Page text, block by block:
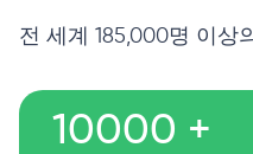
전 세계 185,000명 이상
10000 +